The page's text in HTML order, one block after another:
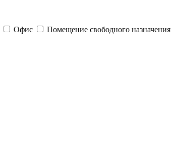
Офис Помещение свободного назначения